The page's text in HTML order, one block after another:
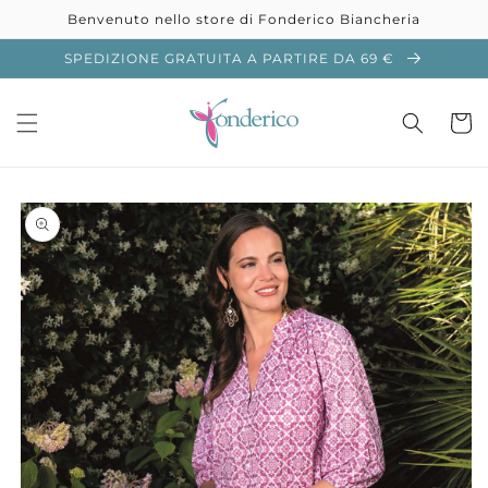
direttamente
ai contenuti
Benvenuto nello store di Fonderico Biancheria
SPEDIZIONE GRATUITA A PARTIRE DA 69 €
Passa alle
informazioni
sul prodotto